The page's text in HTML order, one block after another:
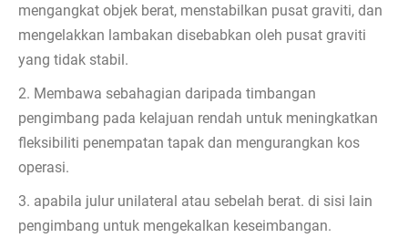
mengangkat objek berat, menstabilkan pusat graviti, dan
mengelakkan lambakan disebabkan oleh pusat graviti
yang tidak stabil.
2. Membawa sebahagian daripada timbangan
pengimbang pada kelajuan rendah untuk meningkatkan
fleksibiliti penempatan tapak dan mengurangkan kos
operasi.
3. apabila julur unilateral atau sebelah berat. di sisi lain
pengimbang untuk mengekalkan keseimbangan.